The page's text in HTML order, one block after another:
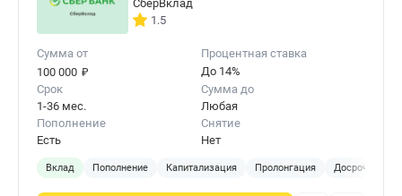
СберВклад
1.5
Сумма от
100 000 ₽
Процентная ставка
До 14%
Срок
1-36 мес.
Сумма до
Любая
Пополнение
Есть
Снятие
Нет
Вклад Пополнение Капитализация Пролонгация Досрочное